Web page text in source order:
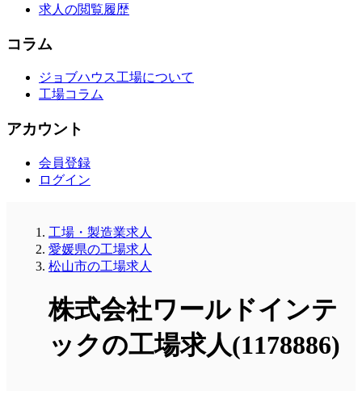
求人の閲覧履歴
コラム
ジョブハウス工場について
工場コラム
アカウント
会員登録
ログイン
工場・製造業求人
愛媛県の工場求人
松山市の工場求人
株式会社ワールドインテ
ックの工場求人(1178886)